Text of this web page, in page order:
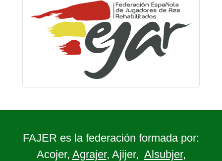
FAJER es la federación formada por:
Acojer, Agrajer, Ajijer, Alsubjer,